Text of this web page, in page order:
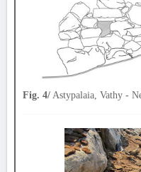
Fig. 4/ Astypalaia, Vathy -